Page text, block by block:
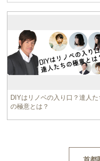
DIYはリノベの入り口？達人た
の極意とは？
首都